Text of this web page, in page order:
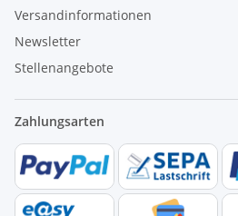
Versandinformationen
Newsletter
Stellenangebote
Zahlungsarten